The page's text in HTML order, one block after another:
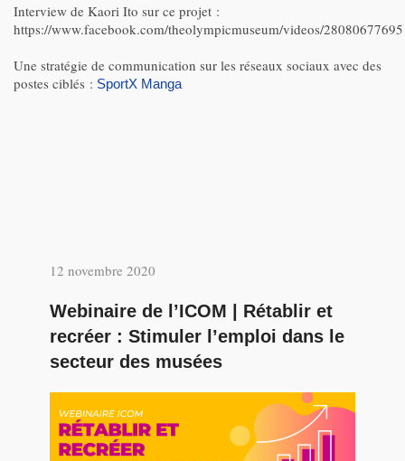
Interview de Kaori Ito sur ce projet :
https://www.facebook.com/theolympicmuseum/videos/
Une stratégie de communication sur les réseaux sociaux avec des
postes ciblés : SportX Manga
12 novembre 2020
Webinaire de l’ICOM | Rétablir et
recréer : Stimuler l’emploi dans le
secteur des musées